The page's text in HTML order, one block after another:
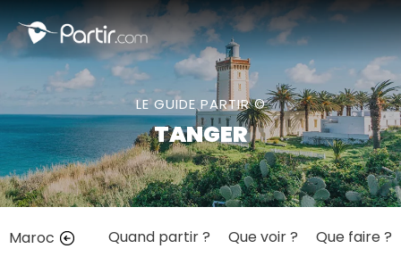
LE GUIDE PARTIR ©
TANGER
Maroc Quand partir ? Que voir ? Que faire ?
Fermer
📍 Destinations populaires
☀️ Où partir par mois